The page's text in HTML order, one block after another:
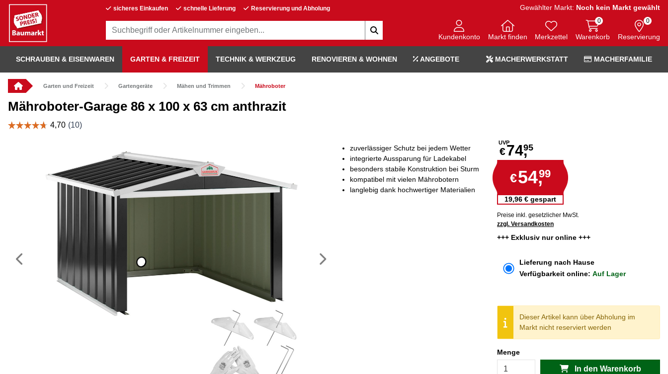
sicheres Einkaufen schnelle Lieferung Reservierung und Abholung Gewählter Markt: Noch kein Markt gewählt
Kundenkonto Markt finden Merkzettel Warenkorb
0
Reservierung
0
SCHRAUBEN & EISENWAREN GARTEN & FREIZEIT TECHNIK & WERKZEUG RENOVIEREN & WOHNEN ANGEBOTE MACHERWERKSTATT MACHERFAMILIE
Garten und Freizeit Gartengeräte Mähen und Trimmen Mähroboter
Mähroboter-Garage 86 x 100 x 63 cm anthrazit
Vorheriges
UVP
€74,95
€54,99
19,96 € gespart
Preise inkl. gesetzlicher MwSt.
zzgl. Versandkosten
+++ Exklusiv nur online +++
zuverlässiger Schutz bei jedem Wetter
integrierte Aussparung für Ladekabel
besonders stabile Konstruktion bei Sturm
kompatibel mit vielen Mährobotern
langlebig dank hochwertiger Materialien
Lieferung nach Hause
Verfügbarkeit online: Auf Lager
Dieser Artikel kann über Abholung im
Markt nicht reserviert werden
Menge
In den Warenkorb